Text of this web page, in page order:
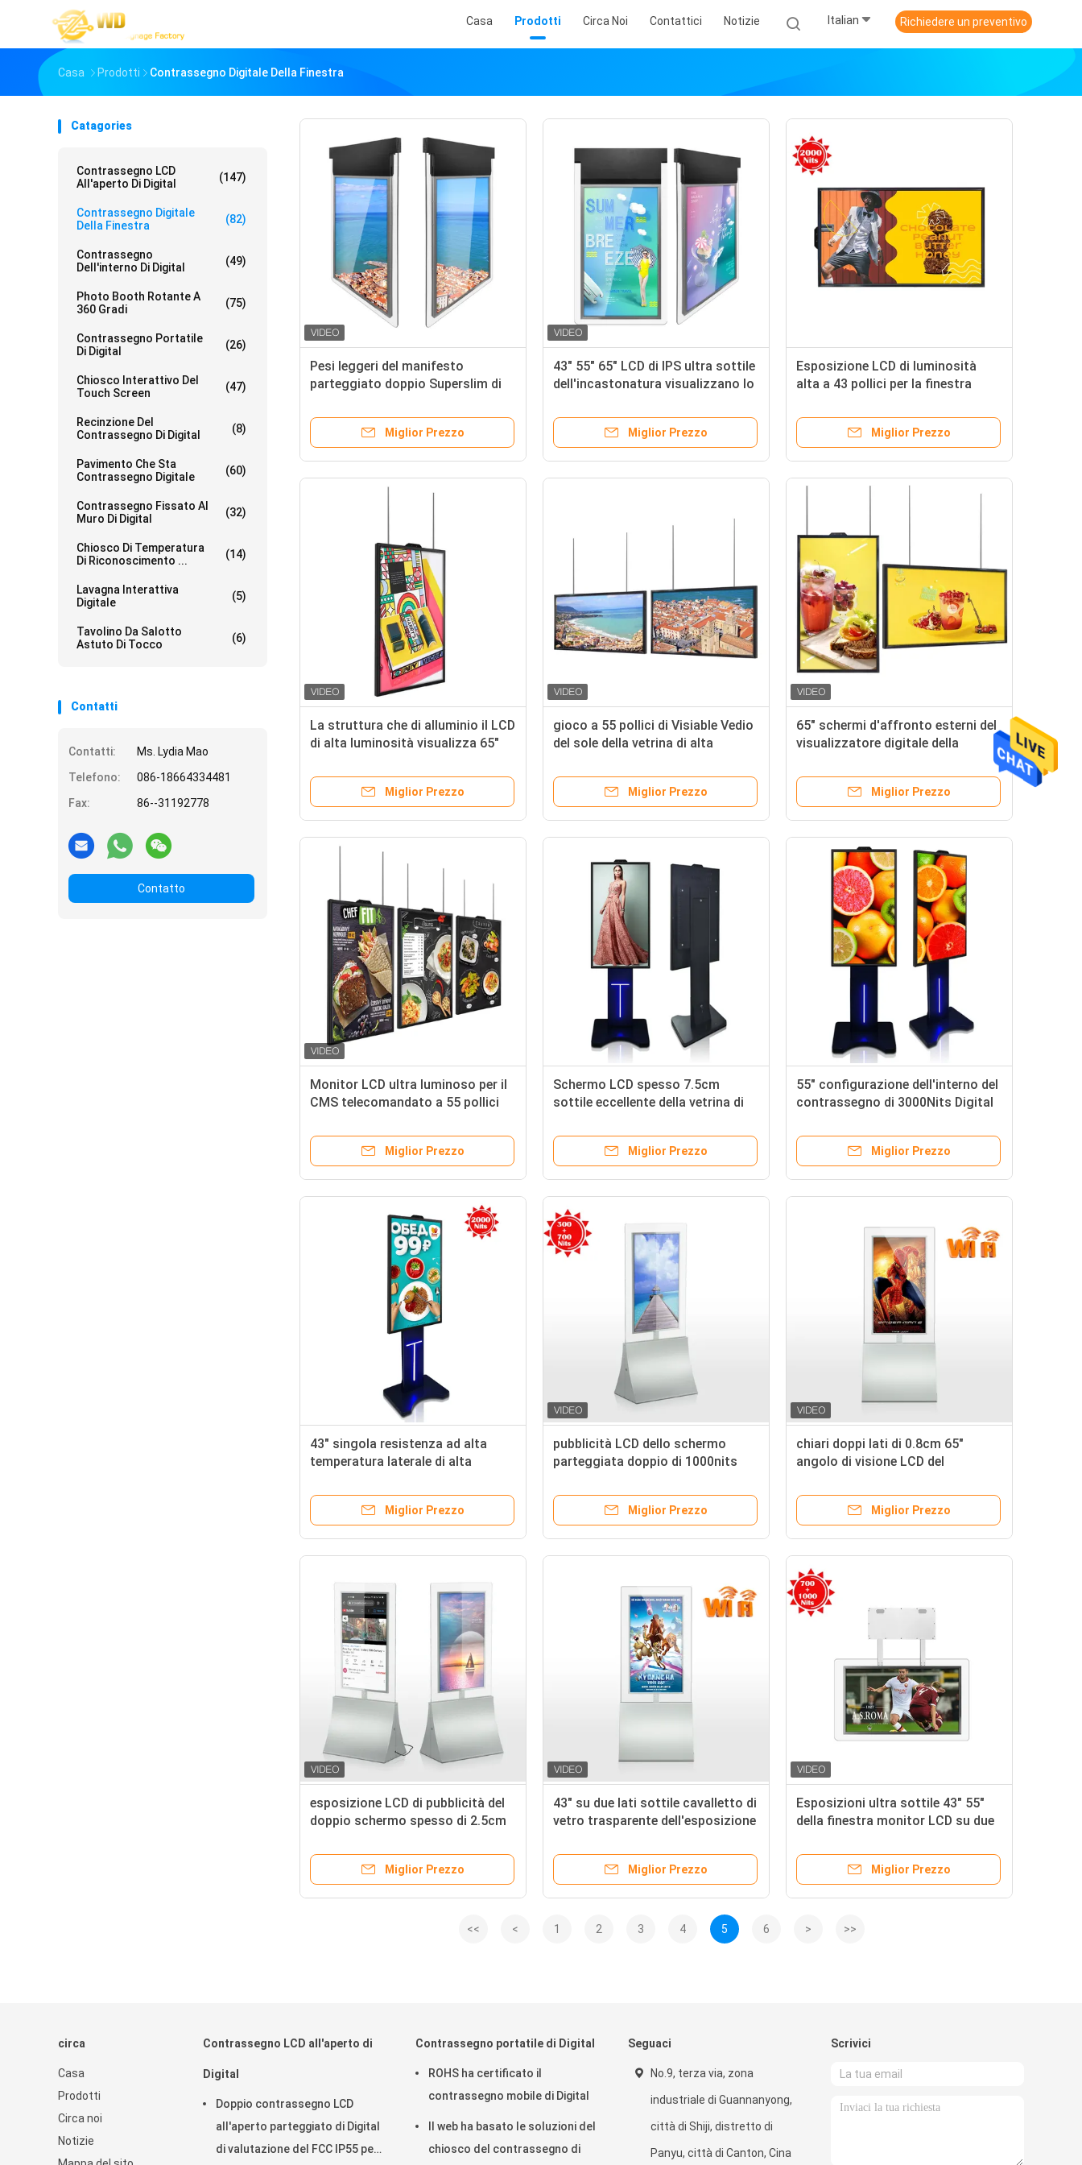
Casa Prodotti Circa Noi Contattici Notizie Italian Richiedere un preventivo
Casa Prodotti Contrassegno Digitale Della Finestra
Catagories
Contrassegno LCD
All'aperto Di Digital
(147)
Contrassegno Digitale
Della Finestra
(82)
Contrassegno
Dell'interno Di Digital
(49)
Photo Booth Rotante A
360 Gradi
(75)
Contrassegno Portatile
Di Digital
(26)
Chiosco Interattivo Del
Touch Screen
(47)
Recinzione Del
Contrassegno Di Digital
(8)
Pavimento Che Sta
Contrassegno Digitale
(60)
Contrassegno Fissato Al
Muro Di Digital
(32)
Chiosco Di Temperatura
Di Riconoscimento ...
(14)
Lavagna Interattiva
Digitale
(5)
Tavolino Da Salotto
Astuto Di Tocco
(6)
Contatti
Contatti:
Ms. Lydia Mao
Telefono:
086-18664334481
Fax:
86--31192778
Contatto
Pesi leggeri del manifesto
parteggiato doppio Superslim di
Miglior Prezzo
43" 55" 65" LCD di IPS ultra sottile
dell'incastonatura visualizzano lo
Miglior Prezzo
Esposizione LCD di luminosità
alta a 43 pollici per la finestra
bancarie/aeroporto
Miglior Prezzo
La struttura che di alluminio il LCD
di alta luminosità visualizza 65"
dell'esposizione della pubblicità
Miglior Prezzo
gioco a 55 pollici di Visiable Vedio
del sole della vetrina di alta
esterno LCD di Digital di sostegno
Miglior Prezzo
65" schermi d'affronto esterni del
visualizzatore digitale della
corrente
Miglior Prezzo
Monitor LCD ultra luminoso per il
CMS telecomandato a 55 pollici
Miglior Prezzo
Schermo LCD spesso 7.5cm
sottile eccellente della vetrina di
del LED
Miglior Prezzo
55" configurazione dell'interno del
contrassegno di 3000Nits Digital
fan di sensore
Miglior Prezzo
43" singola resistenza ad alta
temperatura laterale di alta
dell'interno di Digital
Miglior Prezzo
pubblicità LCD dello schermo
parteggiata doppio di 1000nits
Miglior Prezzo
chiari doppi lati di 0.8cm 65"
angolo di visione LCD del
Miglior Prezzo
esposizione LCD di pubblicità del
doppio schermo spesso di 2.5cm
Miglior Prezzo
43" su due lati sottile cavalletto di
vetro trasparente dell'esposizione
Miglior Prezzo
Esposizioni ultra sottile 43" 55"
della finestra monitor LCD su due
Miglior Prezzo
<< < 1 2 3 4 5 6 > >>
circa
Casa
Prodotti
Circa noi
Notizie
Contrassegno LCD all'aperto di
Digital
Doppio contrassegno LCD
all'aperto parteggiato di Digital
di valutazione del FCC IP55 per
Contrassegno portatile di Digital
ROHS ha certificato il
contrassegno mobile di Digital
Il web ha basato le soluzioni del
chiosco del contrassegno di
Seguaci
No.9, terza via, zona
industriale di Guannanyong,
città di Shiji, distretto di
Panyu, città di Canton, Cina
Scrivici